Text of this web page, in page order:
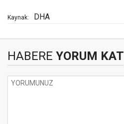
Kaynak: DHA
HABERE YORUM KAT